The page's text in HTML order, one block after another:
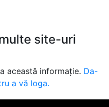
site-uri
această informație. Da-
a vă loga.